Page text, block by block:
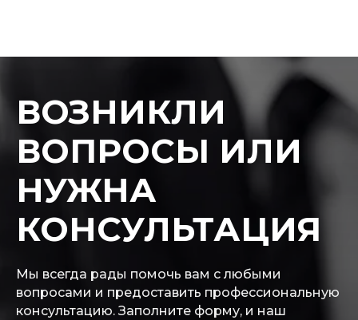
ВОЗНИКЛИ
ВОПРОСЫ ИЛИ
НУЖНА
КОНСУЛЬТАЦИЯ
Мы всегда рады помочь вам с любыми
вопросами и предоставить профессиональную
консультацию. Заполните форму, и наш